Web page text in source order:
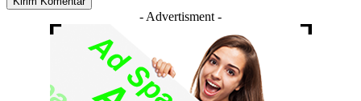
- Advertisment -